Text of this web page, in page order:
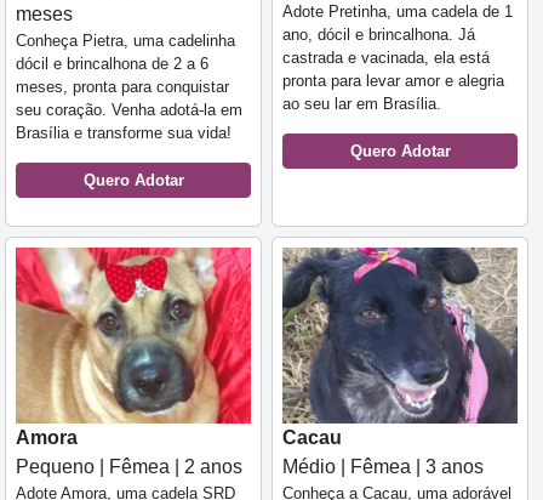
meses
Conheça Pietra, uma cadelinha
dócil e brincalhona de 2 a 6
meses, pronta para conquistar
seu coração. Venha adotá-la em
Brasília e transforme sua vida!
Quero Adotar
Adote Pretinha, uma cadela de 1
ano, dócil e brincalhona. Já
castrada e vacinada, ela está
pronta para levar amor e alegria
ao seu lar em Brasília.
Quero Adotar
Amora
Pequeno | Fêmea | 2 anos
Adote Amora, uma cadela SRD
Cacau
Médio | Fêmea | 3 anos
Conheça a Cacau, uma adorável